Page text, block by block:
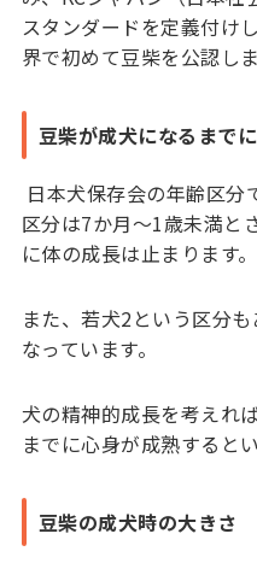
スタンダードを定義付け
界で初めて豆柴を公認し
豆柴が成犬になるまで
日本犬保存会の年齢区分
区分は7か月～1歳未満と
に体の成長は止まります。
また、若犬2という区分
なっています。
犬の精神的成長を考えれ
までに心身が成熟すると
豆柴の成犬時の大きさ